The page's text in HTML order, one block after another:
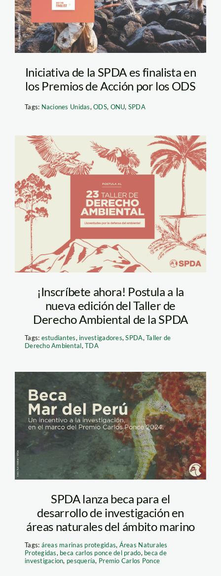
Iniciativa de la SPDA es finalista en
los Premios de Acción por los ODS
Tags: Naciones Unidas,ODS, ONU, SPDA
Taller de Derecho
Ambiental SPDA
¡Inscríbete ahora! Postula a la
nueva edición del Taller de
Derecho Ambiental de la SPDA
Tags: estudiantes, investigadores,SPDA,Taller de
Derecho Ambiental,TDA
beca-mar-del-peru-
spda
SPDA lanza beca para el
desarrollo de investigación en
áreas naturales del ámbito marino
Tags: áreas marinas protegidas, Áreas Naturales
Protegidas, beca carlos ponce del prado, beca de
investigacion, pesquería, Premio Carlos Ponce